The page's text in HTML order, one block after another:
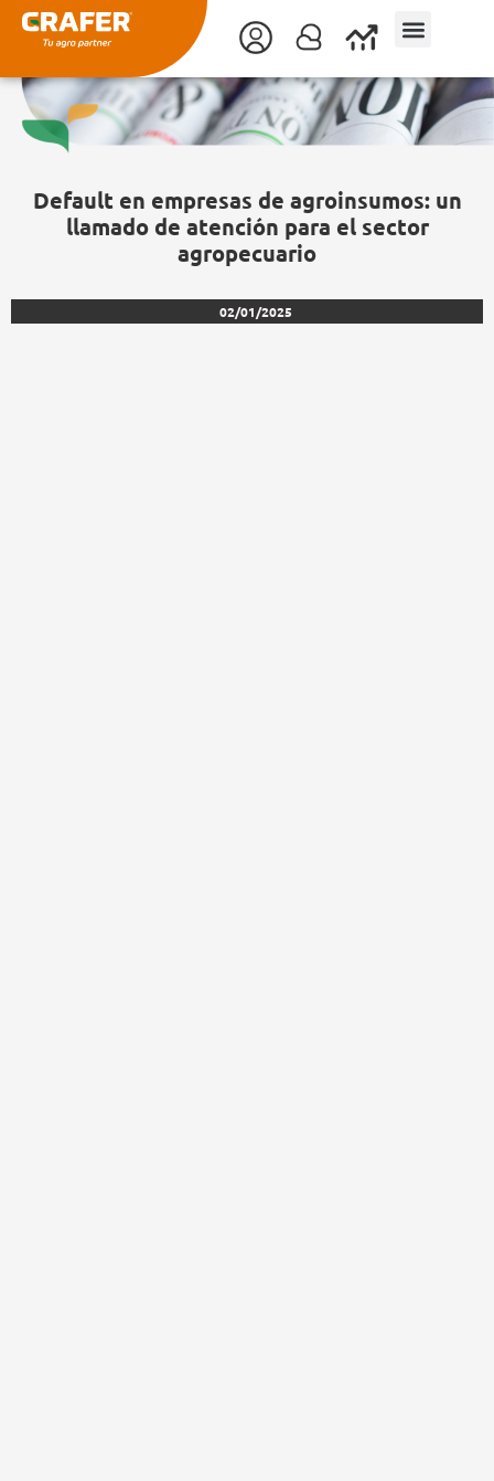
contenido
Default en empresas de agroinsumos: un
llamado de atención para el sector
agropecuario
02/01/2025